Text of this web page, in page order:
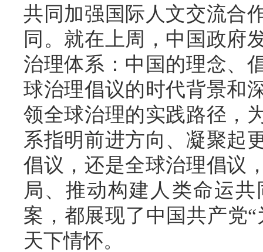
共同加强国际人文交流合
同。就在上周，中国政府
治理体系：中国的理念、
球治理倡议的时代背景和
领全球治理的实践路径，
系指明前进方向、凝聚起
倡议，还是全球治理倡议
局、推动构建人类命运
案，都展现了中国共产党
天下情怀。